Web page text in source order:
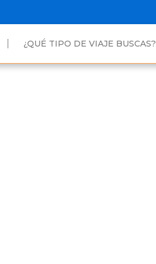
¿QUÉ TIPO DE VIAJE BUSCAS?